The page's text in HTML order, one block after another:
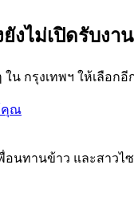
งไม่เปิดรับงาน
ใน กรุงเทพฯ ให้เลือกอี
คุณ
อนทานข้าว และสาว